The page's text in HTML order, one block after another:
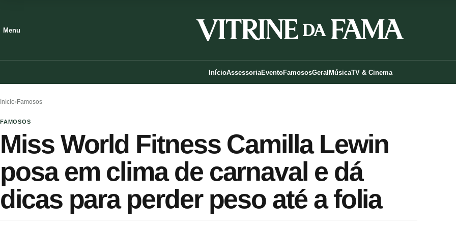
Menu
InícioAssessoriaEventoFamososGeral MúsicaTV & Cinema
Início›Famosos
FAMOSOS
Miss World Fitness Camilla Lewin
posa em clima de carnaval e dá
dicas para perder peso até a folia